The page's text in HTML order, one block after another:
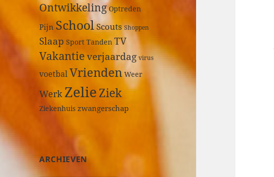
Ontwikkeling Optreden
Pijn SchoolScouts Shoppen
Slaap Sport Tanden TV
Vakantieverjaardag virus
voetbalVrienden Weer
Werk ZelieZiek
Ziekenhuis zwangerschap
ARCHIEVEN